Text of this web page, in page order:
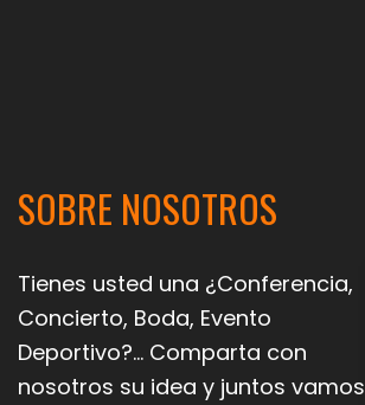
SOBRE NOSOTROS
Tienes usted una ¿Conferencia,
Concierto, Boda, Evento
Deportivo?… Comparta con
nosotros su idea y juntos vamos